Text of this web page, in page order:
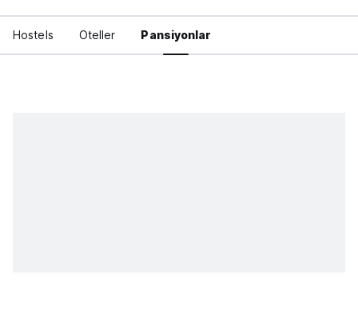
Hostels Oteller Pansiyonlar